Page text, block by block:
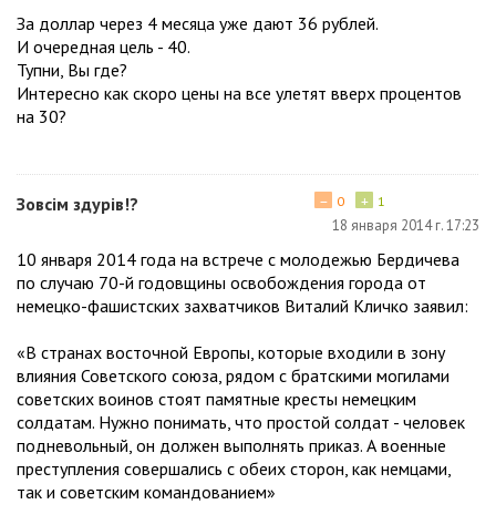
За доллар через 4 месяца уже дают 36 рублей.
И очередная цель - 40.
Тупни, Вы где?
Интересно как скоро цены на все улетят вверх процентов
на 30?
Зовсім здурів!? + 1
− 0
18 января 2014 г. 17:23
10 января 2014 года на встрече с молодежью Бердичева
по случаю 70-й годовщины освобождения города от
немецко-фашистских захватчиков Виталий Кличко заявил:
«В странах восточной Европы, которые входили в зону
влияния Советского союза, рядом с братскими могилами
советских воинов стоят памятные кресты немецким
солдатам. Нужно понимать, что простой солдат - человек
подневольный, он должен выполнять приказ. А военные
преступления совершались с обеих сторон, как немцами,
так и советским командованием»